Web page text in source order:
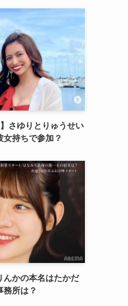
さゆりとりゅうせい
持ちで参加？
んかの本名はたかだ
務所は？